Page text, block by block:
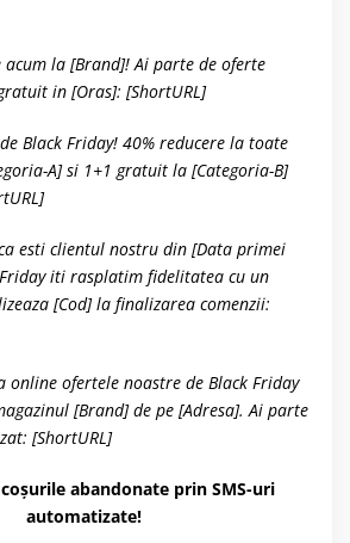
acum la [Brand]! Ai parte de oferte
in [Oras]: [ShortURL]
Black Friday! 40% reducere la toate
A] si 1+1 gratuit la [Categoria-B]
esti clientul nostru din [Data primei
iti rasplatim fidelitatea cu un
[Cod] la finalizarea comenzii:
online ofertele noastre de Black Friday
[Brand] de pe [Adresa]. Ai parte
[ShortURL]
coșurile abandonate prin SMS-uri
automatizate!